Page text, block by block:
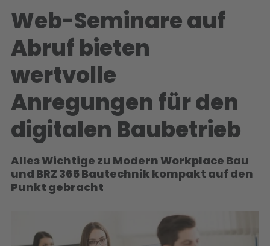
Web-Seminare auf
Abruf bieten
wertvolle
Anregungen für den
digitalen Baubetrieb
Alles Wichtige zu Modern Workplace Bau
und BRZ 365 Bautechnik kompakt auf den
Punkt gebracht